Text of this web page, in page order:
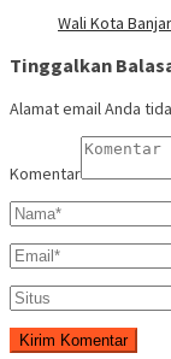
Wali Kota
Tinggalkan
Alamat email Anda
Komentar